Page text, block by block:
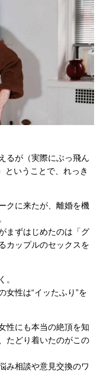
るが（実際にぶっ飛ん
ということで、れっき
クに来たが、離婚を機
まずはじめたのは「グ
カップルのセックスを
。
女性は“イッたふり”を
性にも本当の絶頂を知
たどり着いたのがこの
み相談や意見交換のワ